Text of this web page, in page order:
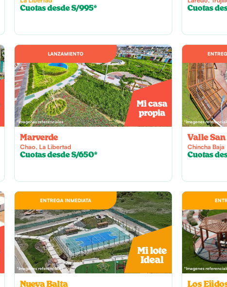
Cuotas desde S/995* Cuotas
LANZAMIENTO
*Imagenes referenciales
Marverde
Chao, La Libertad
Cuotas desde S/650*
*Imagenes
Valle San
Chincha Baja
Cuotas
ENTREGA INMEDIATA
*Imagenes referenciales
Nueva Balta
*Imagenes
Los